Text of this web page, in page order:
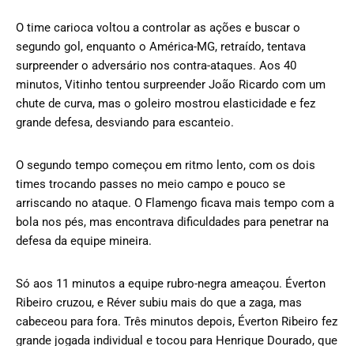
O time carioca voltou a controlar as ações e buscar o
segundo gol, enquanto o América-MG, retraído, tentava
surpreender o adversário nos contra-ataques. Aos 40
minutos, Vitinho tentou surpreender João Ricardo com um
chute de curva, mas o goleiro mostrou elasticidade e fez
grande defesa, desviando para escanteio.
O segundo tempo começou em ritmo lento, com os dois
times trocando passes no meio campo e pouco se
arriscando no ataque. O Flamengo ficava mais tempo com a
bola nos pés, mas encontrava dificuldades para penetrar na
defesa da equipe mineira.
Só aos 11 minutos a equipe rubro-negra ameaçou. Éverton
Ribeiro cruzou, e Réver subiu mais do que a zaga, mas
cabeceou para fora. Três minutos depois, Éverton Ribeiro fez
grande jogada individual e tocou para Henrique Dourado, que